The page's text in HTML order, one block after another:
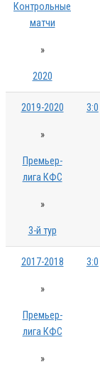
Контрольные
матчи
»
2020
2019-2020
»
Премьер-
лига КФС
»
3-й тур
3:0
2017-2018
»
Премьер-
лига КФС
»
3:0